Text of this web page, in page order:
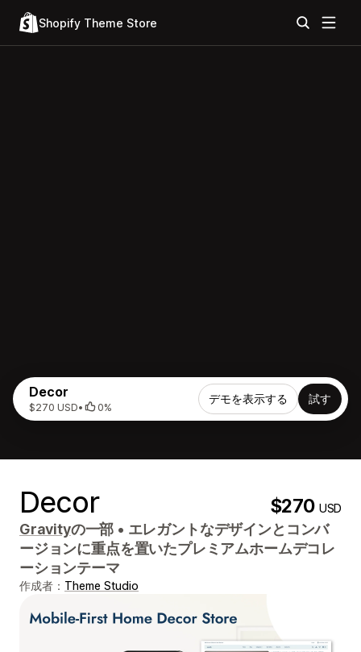
Shopify Theme Store
Decor
$270 USD• 0%
デモを表示する 試す
Decor $270USD
Gravityの一部 • エレガントなデザインとコンバ
ージョンに重点を置いたプレミアムホームデコレ
ーションテーマ
作成者： Theme Studio